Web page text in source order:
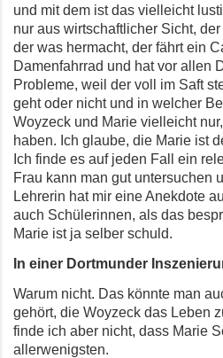
und mit dem ist das vielleicht
nur aus wirtschaftlicher Sicht,
der was hermacht, der fährt ein
Damenfahrrad und hat vor allen
Probleme, weil der voll im Saft
geht oder nicht und in welcher
Woyzeck und Marie vielleicht
haben. Ich glaube, die Marie ist
Ich finde es auf jeden Fall ein
Frau kann man gut untersuchen
Lehrerin hat mir eine Anekdote
auch Schülerinnen, als das
Marie ist ja selber schuld.
In einer Dortmunder
Warum nicht. Das könnte man
gehört, die Woyzeck das Leben
finde ich aber nicht, dass Marie
allerwenigsten.